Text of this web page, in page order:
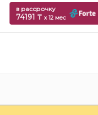
в рассрочку
74191 ₸ x 12 мес